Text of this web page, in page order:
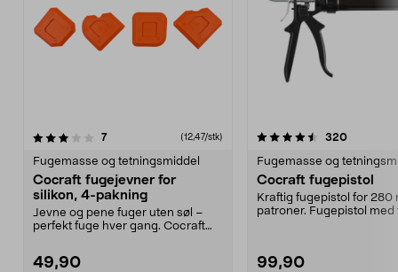
7anmeldelser (12,47/stk)
Fugemasse og tetningsmiddel
Cocraft fugejevner for
silikon, 4-pakning
Jevne og pene fuger uten søl –
perfekt fuge hver gang. Cocraft
49,90
4.5 av 5 stjerner 320
Fugemasse og
Cocraft fugepistol
Kraftig fugepistol for 280
patroner. Fugepistol med
99,90
4.5 av 5 stjerner